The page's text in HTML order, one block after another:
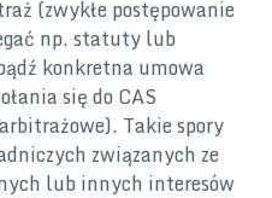
(zwykłe postępowanie
np. statuty lub
konkretna umowa
się do CAS
Takie spory
związanych ze
lub innych interesów